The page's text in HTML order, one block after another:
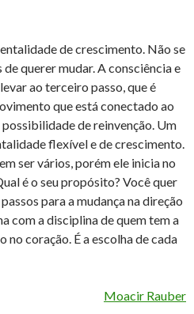
de crescimento. Não se
de querer mudar. A consciência e
ao terceiro passo, que é
que está conectado ao
de reinvenção. Um
flexível e de crescimento.
ser vários, porém ele inicia no
é o seu propósito? Você quer
para a mudança na direção
com a disciplina de quem tem a
no coração. É a escolha de cada
Moacir Rauber